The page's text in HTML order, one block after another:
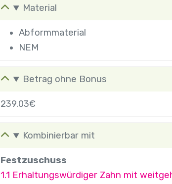
Material
Abformmaterial
NEM
Betrag ohne Bonus
239.03€
Kombinierbar mit
Festzuschuss
1.1 Erhaltungswürdiger Zahn mit